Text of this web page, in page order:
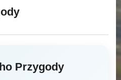
Przygody